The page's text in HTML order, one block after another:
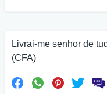
Livrai-me senhor de
(CFA)